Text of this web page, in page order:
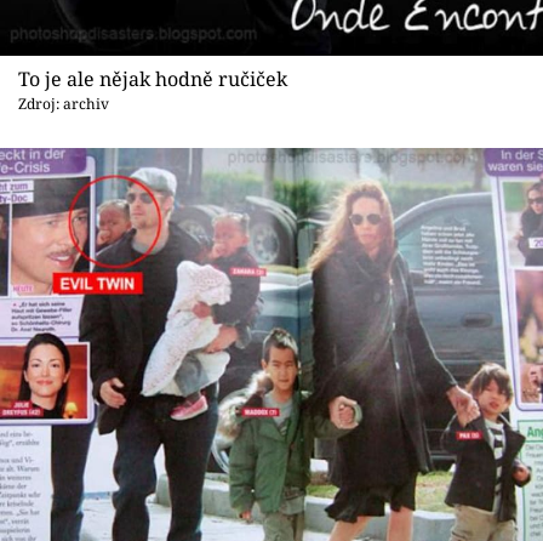
Videa
Přihlášení
Sledujte nás
To je ale nějak hodně ručiček
Zdroj: archiv